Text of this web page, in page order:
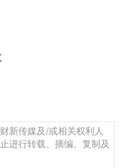
新传媒及/或相关权利人
进行转载、摘编、复制及